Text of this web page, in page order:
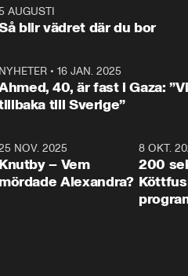
My
ställer
utbildnings- och
Mohamsson till svars.
AUGUSTI
blir vädret där du bor
NYHETER• 16 JAN. 2025
40, är fast i Gaza:
till Sverige”
31:05
NOV. 2025
Knutby – Vem
mördade Alexandra?
8 OKT.
200